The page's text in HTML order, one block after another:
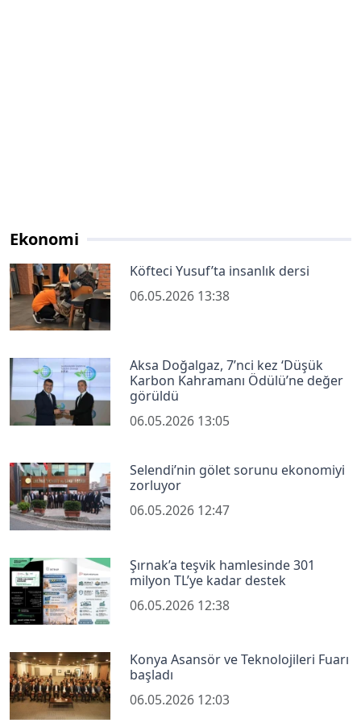
Ekonomi
Köfteci Yusuf’ta insanlık dersi
06.05.2026 13:38
Aksa Doğalgaz, 7’nci kez ‘Düşük
Karbon Kahramanı Ödülü’ne değer
görüldü
06.05.2026 13:05
Selendi’nin gölet sorunu ekonomiyi
zorluyor
06.05.2026 12:47
Şırnak’a teşvik hamlesinde 301
milyon TL’ye kadar destek
06.05.2026 12:38
Konya Asansör ve Teknolojileri Fuarı
başladı
06.05.2026 12:03